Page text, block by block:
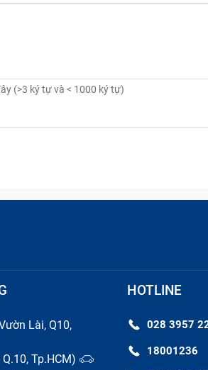
Camera điện thoại Sau Samsung
khi đã chụp xong.
dụng camera.
Lài, Q10,
Tp.HCM)
HOTLINE
028 3957
18001236